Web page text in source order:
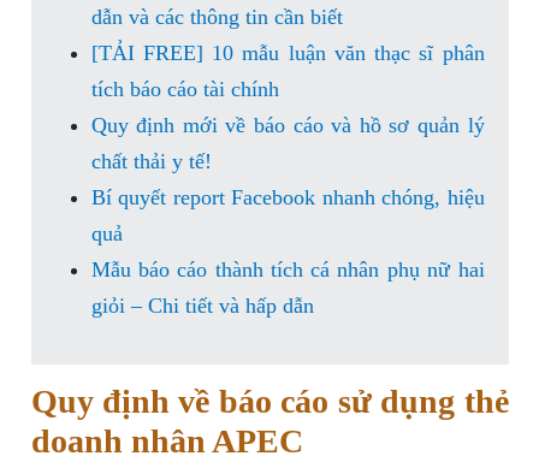
dẫn và các thông tin cần biết
[TẢI FREE] 10 mẫu luận văn thạc sĩ phân
tích báo cáo tài chính
Quy định mới về báo cáo và hồ sơ quản lý
chất thải y tế!
Bí quyết report Facebook nhanh chóng, hiệu
quả
Mẫu báo cáo thành tích cá nhân phụ nữ hai
giỏi – Chi tiết và hấp dẫn
Quy định về báo cáo sử dụng thẻ
doanh nhân APEC